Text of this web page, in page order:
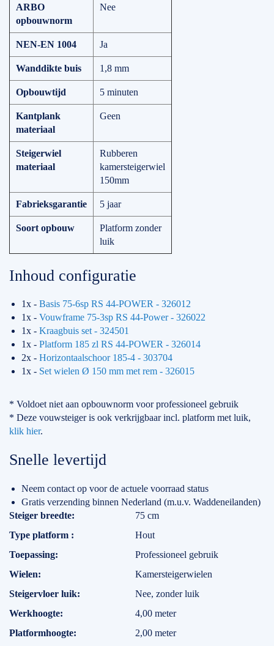
ARBO
opbouwnorm
Nee
NEN-EN 1004 Ja
Wanddikte buis 1,8 mm
Opbouwtijd 5 minuten
Kantplank
materiaal
Geen
Steigerwiel
materiaal
Rubberen
kamersteigerwiel
150mm
Fabrieksgarantie 5 jaar
Soort opbouw
Platform zonder
luik
Inhoud configuratie
1x - Basis 75-6sp RS 44-POWER - 326012
1x - Vouwframe 75-3sp RS 44-Power - 326022
1x - Kraagbuis set - 324501
1x - Platform 185 zl RS 44-POWER - 326014
2x - Horizontaalschoor 185-4 - 303704
1x - Set wielen Ø 150 mm met rem - 326015
* Voldoet niet aan opbouwnorm voor professioneel gebruik
* Deze vouwsteiger is ook verkrijgbaar incl. platform met luik,
klik hier.
Snelle levertijd
Neem contact op voor de actuele voorraad status
Gratis verzending binnen Nederland (m.u.v. Waddeneilanden)
Specificaties
Steiger breedte
75 cm
Type platform
Hout
Toepassing
Professioneel gebruik
Wielen
Kamersteigerwielen
Steigervloer luik
Nee, zonder luik
Werkhoogte
4,00 meter
Platformhoogte
2,00 meter